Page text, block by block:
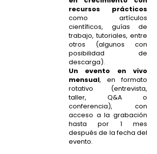
recursos prácticos
como artículos
científicos, guías de
trabajo, tutoriales, entre
otros (algunos con
posibilidad de
descarga).
Un evento en vivo
mensual, en formato
rotativo (entrevista,
taller, Q&A o
conferencia), con
acceso a la grabación
hasta por 1 mes
después de la fecha del
evento.